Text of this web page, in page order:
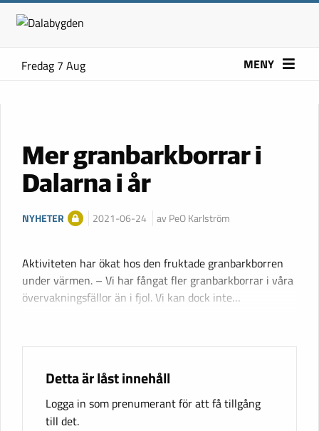
Fredag 7 Aug MENY
Mer granbarkborrar i
Dalarna i år
NYHETER 2021-06-24 av PeO Karlström
Aktiviteten har ökat hos den fruktade granbarkborren
under värmen. – Vi har fångat fler granbarkborrar i våra
övervakningsfällor än i fjol. Vi kan dock inte…
Detta är låst innehåll
Logga in som prenumerant för att få tillgång
till det.